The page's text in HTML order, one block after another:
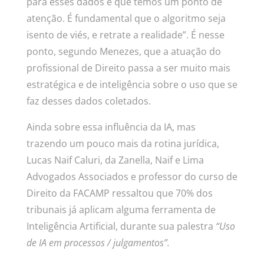
atenção. É fundamental que o algoritmo seja
isento de viés, e retrate a realidade”. É nesse
ponto, segundo Menezes, que a atuação do
profissional de Direito passa a ser muito mais
estratégica e de inteligência sobre o uso que se
faz desses dados coletados.
Ainda sobre essa influência da IA, mas
trazendo um pouco mais da rotina jurídica,
Lucas Naif Caluri, da Zanella, Naif e Lima
Advogados Associados e professor do curso de
Direito da FACAMP ressaltou que 70% dos
tribunais já aplicam alguma ferramenta de
Inteligência Artificial, durante sua palestra “Uso
de IA em processos / julgamentos”.